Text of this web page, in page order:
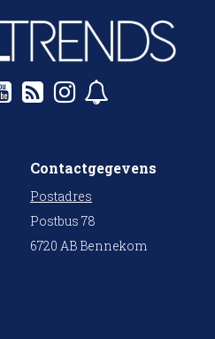
Contactgegevens
Postadres
Postbus 78
6720 AB Bennekom